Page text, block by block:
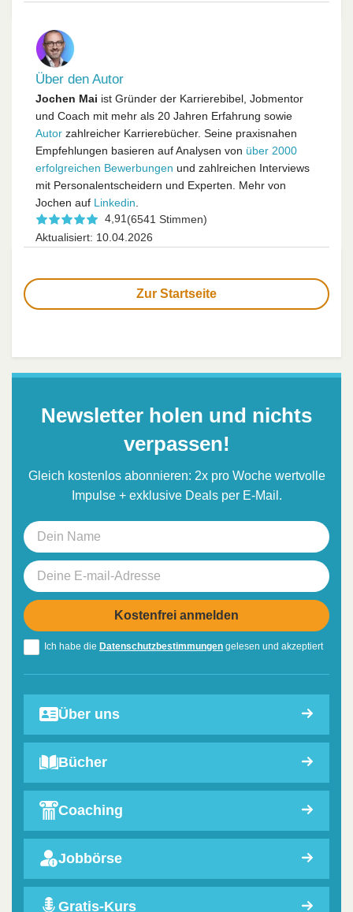
Über den Autor
Jochen Mai ist Gründer der Karrierebibel, Jobmentor
und Coach mit mehr als 20 Jahren Erfahrung sowie
Autor zahlreicher Karrierebücher. Seine praxisnahen
Empfehlungen basieren auf Analysen von über 2000
erfolgreichen Bewerbungen und zahlreichen Interviews
mit Personalentscheidern und Experten. Mehr von
Jochen auf Linkedin
4,91(6541 Stimmen)
Aktualisiert: 10.04.2026
Zur Startseite
Newsletter holen und nichts
verpassen!
Gleich kostenlos abonnieren: 2x pro Woche wertvolle
Impulse + exklusive Deals per E-Mail.
Ich habe die Datenschutzbestimmungen gelesen und akzeptiert
Über uns
Bücher
Coaching
Jobbörse
Gratis-Kurs